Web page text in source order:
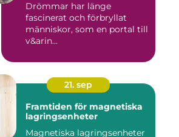
Drömmar har länge
fascinerat och förbryllat
människor, som en portal till
v&arin...
21. sep
Framtiden för magnetiska
lagringsenheter
Magnetiska lagringsenheter